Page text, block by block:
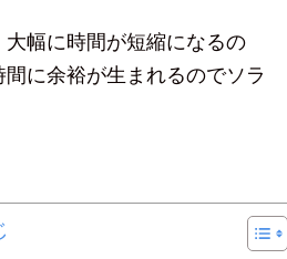
幅に時間が短縮になるの
に余裕が生まれるのでソラ